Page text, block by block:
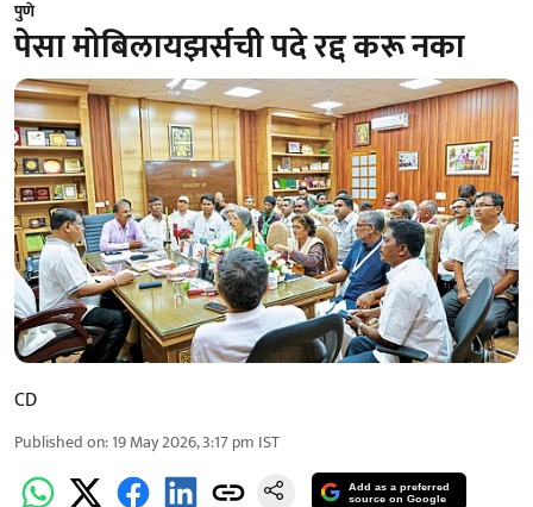
पुणे
पेसा मोबिलायझर्सची पदे रद्द करू नका
CD
Published on:19 May 2026, 3:17 pm IST
Add as a preferred
source on Google